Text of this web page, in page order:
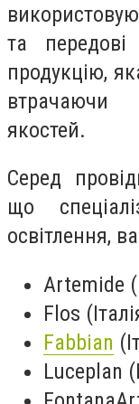
та передові
продукцію,
втрачаючи
якостей.
Серед
що
освітлення,
Artemide
Flos
Fabbian
Luceplan